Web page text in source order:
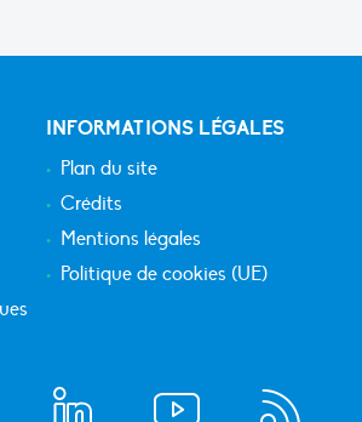
INFORMATIONS LÉGALES
Plan du site
Crédits
Mentions légales
Politique de cookies (UE)